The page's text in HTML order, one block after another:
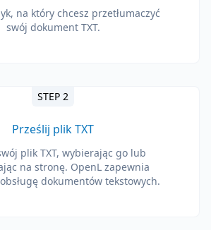
na który chcesz przetłumaczyć
swój dokument TXT.
STEP 2
Prześlij plik TXT
plik TXT, wybierając go lub
na stronę. OpenL zapewnia
dokumentów tekstowych.